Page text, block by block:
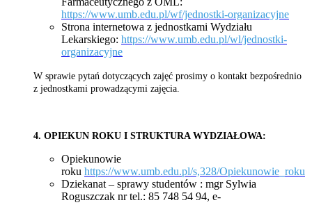
https://www.umb.edu.pl/wf/jednostki-organizacyjne
Strona internetowa z jednostkami Wydziału
Lekarskiego: https://www.umb.edu.pl/wl/jednostki-
organizacyjne
W sprawie pytań dotyczących zajęć prosimy o kontakt bezpośrednio
z jednostkami prowadzącymi zajęcia.
4. OPIEKUN ROKU I STRUKTURA WYDZIAŁOWA:
Opiekunowie
roku https://www.umb.edu.pl/s,328/Opiekunowie_roku
Dziekanat – sprawy studentów : mgr Sylwia
Roguszczak nr tel.: 85 748 54 94, e-